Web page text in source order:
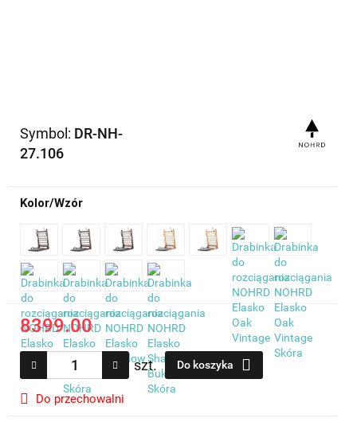
Symbol: DR-NH-
27.106
Kolor/Wzór
8399.00
szt. Do koszyka
Do przechowalni